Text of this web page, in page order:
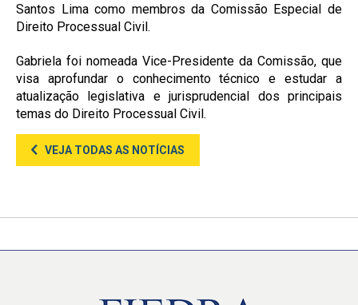
Santos Lima como membros da Comissão Especial de
Direito Processual Civil.
Gabriela foi nomeada Vice-Presidente da Comissão, que
visa aprofundar o conhecimento técnico e estudar a
atualização legislativa e jurisprudencial dos principais
temas do Direito Processual Civil.
VEJA TODAS AS NOTÍCIAS